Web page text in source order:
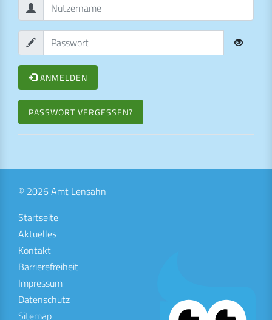
ANMELDEN
PASSWORT VERGESSEN?
© 2026 Amt Lensahn
Startseite
Aktuelles
Kontakt
Barrierefreiheit
Impressum
Datenschutz
Sitemap